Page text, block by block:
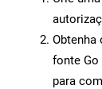
Obtenha
fonte Go
para